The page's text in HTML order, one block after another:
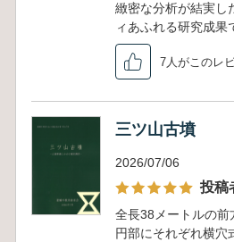
緻密な分析が結実し
ィあふれる研究成果
7人がこのレ
三ツ山古墳
2026/07/06
投稿
全長38メートルの前
円部にそれぞれ横穴